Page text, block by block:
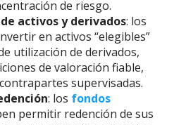
de riesgo.
activos y derivados: los
en activos “elegibles”
utilización de derivados,
de valoración fiable,
supervisadas.
: los fondos
permitir redención de sus